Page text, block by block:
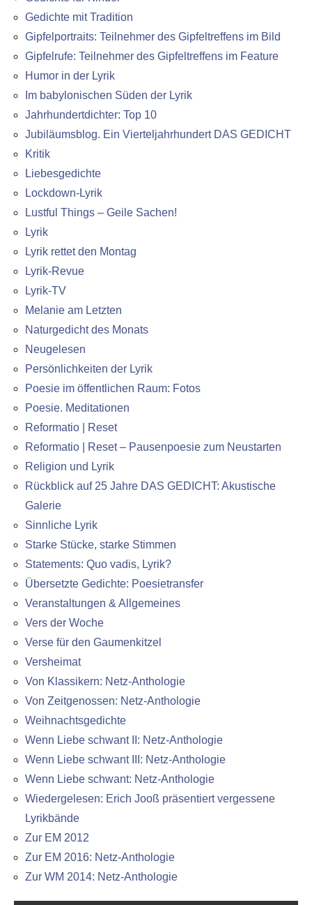
Gedichte mit Tradition
Gipfelportraits: Teilnehmer des Gipfeltreffens im Bild
Gipfelrufe: Teilnehmer des Gipfeltreffens im Feature
Humor in der Lyrik
Im babylonischen Süden der Lyrik
Jahrhundertdichter: Top 10
Jubiläumsblog. Ein Vierteljahrhundert DAS GEDICHT
Kritik
Liebesgedichte
Lockdown-Lyrik
Lustful Things – Geile Sachen!
Lyrik
Lyrik rettet den Montag
Lyrik-Revue
Lyrik-TV
Melanie am Letzten
Naturgedicht des Monats
Neugelesen
Persönlichkeiten der Lyrik
Poesie im öffentlichen Raum: Fotos
Poesie. Meditationen
Reformatio | Reset
Reformatio | Reset – Pausenpoesie zum Neustarten
Religion und Lyrik
Rückblick auf 25 Jahre DAS GEDICHT: Akustische
Galerie
Sinnliche Lyrik
Starke Stücke, starke Stimmen
Statements: Quo vadis, Lyrik?
Übersetzte Gedichte: Poesietransfer
Veranstaltungen & Allgemeines
Vers der Woche
Verse für den Gaumenkitzel
Versheimat
Von Klassikern: Netz-Anthologie
Von Zeitgenossen: Netz-Anthologie
Weihnachtsgedichte
Wenn Liebe schwant II: Netz-Anthologie
Wenn Liebe schwant III: Netz-Anthologie
Wenn Liebe schwant: Netz-Anthologie
Wiedergelesen: Erich Jooß präsentiert vergessene
Lyrikbände
Zur EM 2012
Zur EM 2016: Netz-Anthologie
Zur WM 2014: Netz-Anthologie